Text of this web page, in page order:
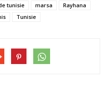
tunisie marsa
Rayhana
Tunisie